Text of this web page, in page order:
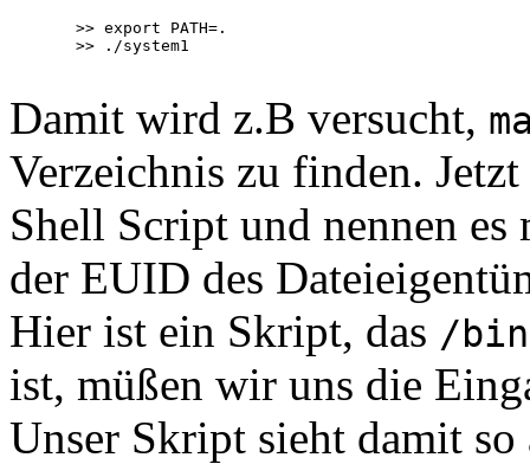
  >> export PATH=.
  >> ./system1
Damit wird z.B versucht,
Verzeichnis zu finden.
Shell Script und nennen
der EUID des
Hier ist ein Skript, das /
ist, müßen wir uns die
Unser Skript sieht damit so